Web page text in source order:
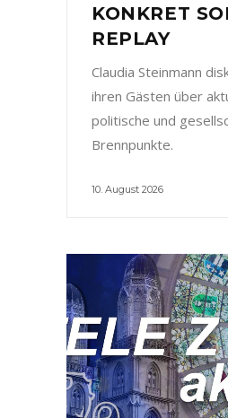
KONKRET
REPLAY
Claudia Steinmann
ihren Gästen über
politische und
Brennpunkte.
10. August 2026